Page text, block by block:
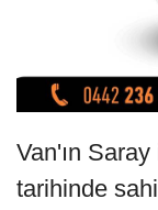
Van'ın
tarihinde